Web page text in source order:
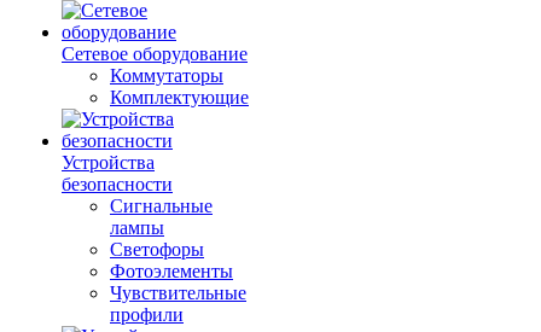
Сетевое оборудование
Коммутаторы
Комплектующие
Устройства
безопасности
Сигнальные
лампы
Светофоры
Фотоэлементы
Чувствительные
профили